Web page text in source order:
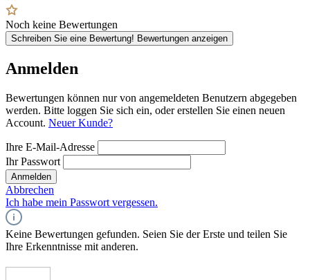
Noch keine Bewertungen
Schreiben Sie eine Bewertung! Bewertungen anzeigen
Anmelden
Bewertungen können nur von angemeldeten Benutzern abgegeben
werden. Bitte loggen Sie sich ein, oder erstellen Sie einen neuen
Account. Neuer Kunde?
Ihre E-Mail-Adresse
Ihr Passwort
Anmelden
Abbrechen
Ich habe mein Passwort vergessen.
Keine Bewertungen gefunden. Seien Sie der Erste und teilen Sie
Ihre Erkenntnisse mit anderen.